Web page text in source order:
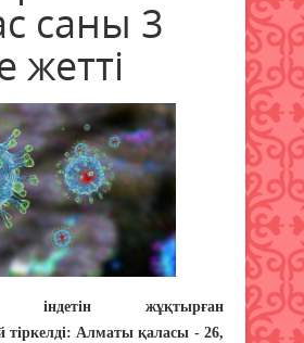
саны 3
жетті
індетін жұқтырған
тіркелді: Алматы қаласы - 26,